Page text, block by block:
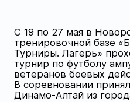
С 19 по 27 мая в
тренировочной базе
Турниры. Лагерь»
турнир по футболу
ветеранов боевых
В соревновании
Динамо-Алтай из